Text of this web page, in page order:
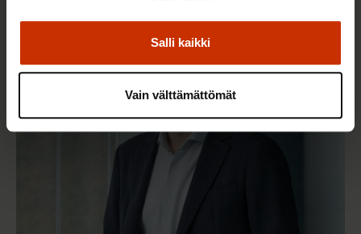
Salli kaikki
Vain välttämättömät
TASA-ARVO JA YHDENVERTAISUUS